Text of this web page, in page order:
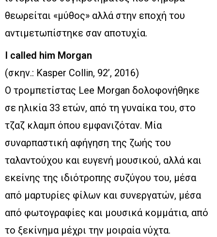
θεωρείται «μύθος» αλλά στην εποχή του
αντιμετωπίστηκε σαν αποτυχία.
I called him Morgan
(σκην.: Kasper Collin, 92’, 2016)
Ο τρομπετίστας Lee Morgan δολοφονήθηκε
σε ηλικία 33 ετών, από τη γυναίκα του, στο
τζαζ κλαμπ όπου εμφανιζόταν. Μία
συναρπαστική αφήγηση της ζωής του
ταλαντούχου και ευγενή μουσικού, αλλά και
εκείνης της ιδιότροπης συζύγου του, μέσα
από μαρτυρίες φίλων και συνεργατών, μέσα
από φωτογραφίες και μουσικά κομμάτια, από
το ξεκίνημα μέχρι την μοιραία νύχτα.